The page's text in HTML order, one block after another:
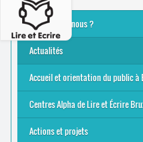
Qui sommes-nous ?
Analphabétisme et illettrisme
L’alphabétisation populaire
Le mouvement Lire et Écrire
Nos missions
... Tous les articles
Actualités
Offres d’emploi du secteur à
La rentrée 2026-27
Pour être belge à la plage…
A vos agendas ! Alpha
Inauguration du Centre Alpha
Bruxelles
... Tous les articles
Accueil et orientation du public à
8 Points Accueil
Publics concernés ?
Que proposons-nous ?
Qui sommes-nous ?
Centres Alpha de Lire et Écrire
Actions et projets